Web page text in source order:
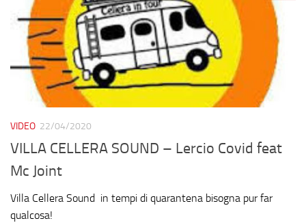
VIDEO 22/04/2020
VILLA CELLERA SOUND – Lercio Covid feat
Mc Joint
Villa Cellera Sound in tempi di quarantena bisogna pur far
qualcosa!